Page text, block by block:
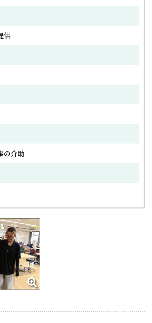
供
の介助
2026年5月18日